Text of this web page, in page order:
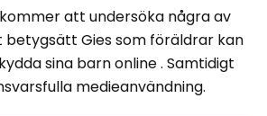
att undersöka några av
betygsätt Gies som föräldrar kan
sina barn online . Samtidigt
medieanvändning.